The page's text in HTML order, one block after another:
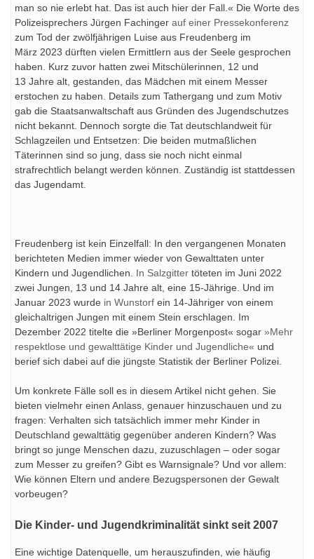
man so nie erlebt hat. Das ist auch hier der Fall.« Die Worte des
Polizeisprechers Jürgen Fachinger auf einer Pressekonferenz
zum Tod der zwölfjährigen Luise aus Freudenberg im
März 2023 dürften vielen Ermittlern aus der Seele gesprochen
haben. Kurz zuvor hatten zwei Mitschülerinnen, 12 und
13 Jahre alt, gestanden, das Mädchen mit einem Messer
erstochen zu haben. Details zum Tathergang und zum Motiv
gab die Staatsanwaltschaft aus Gründen des Jugendschutzes
nicht bekannt. Dennoch sorgte die Tat deutschlandweit für
Schlagzeilen und Entsetzen: Die beiden mutmaßlichen
Täterinnen sind so jung, dass sie noch nicht einmal
strafrechtlich belangt werden können. Zuständig ist stattdessen
das Jugendamt.
Freudenberg ist kein Einzelfall: In den vergangenen Monaten
berichteten Medien immer wieder von Gewalttaten unter
Kindern und Jugendlichen. In Salzgitter töteten im Juni 2022
zwei Jungen, 13 und 14 Jahre alt, eine 15-Jährige. Und im
Januar 2023 wurde in Wunstorf ein 14-Jähriger von einem
gleichaltrigen Jungen mit einem Stein erschlagen. Im
Dezember 2022 titelte die »Berliner Morgenpost« sogar »Mehr
respektlose und gewalttätige Kinder und Jugendliche« und
berief sich dabei auf die jüngste Statistik der Berliner Polizei.
Um konkrete Fälle soll es in diesem Artikel nicht gehen. Sie
bieten vielmehr einen Anlass, genauer hinzuschauen und zu
fragen: Verhalten sich tatsächlich immer mehr Kinder in
Deutschland gewalttätig gegenüber anderen Kindern? Was
bringt so junge Menschen dazu, zuzuschlagen – oder sogar
zum Messer zu greifen? Gibt es Warnsignale? Und vor allem:
Wie können Eltern und andere Bezugspersonen der Gewalt
vorbeugen?
Die Kinder- und Jugendkriminalität sinkt seit 2007
Eine wichtige Datenquelle, um herauszufinden, wie häufig